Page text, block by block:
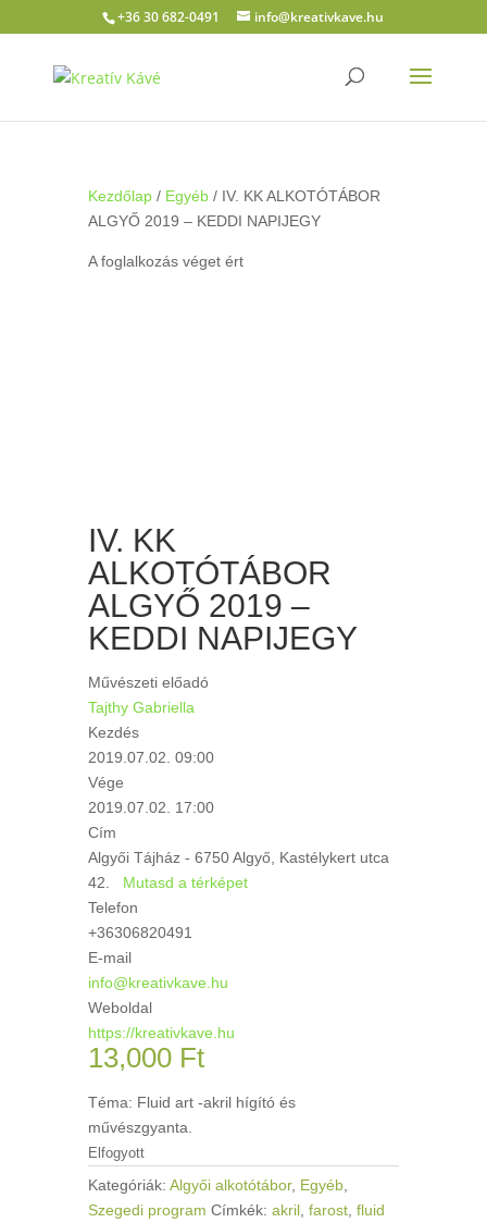
+36 30 682-0491 info@kreativkave.hu
Kezdőlap/ Egyéb/ IV. KK ALKOTÓTÁBOR
ALGYŐ 2019 – KEDDI NAPIJEGY
A foglalkozás véget ért
IV. KK
ALKOTÓTÁBOR
ALGYŐ 2019 –
KEDDI NAPIJEGY
Művészeti előadó
Tajthy Gabriella
Kezdés
2019.07.02. 09:00
Vége
2019.07.02. 17:00
Cím
Algyői Tájház - 6750 Algyő, Kastélykert utca
42. Mutasd a térképet
Telefon
+36306820491
E-mail
info@kreativkave.hu
Weboldal
https://kreativkave.hu
13,000 Ft
Téma: Fluid art -akril hígító és
művészgyanta.
Elfogyott
Kategóriák: Algyői alkotótábor, Egyéb,
Szegedi program Címkék: akril, farost, fluid